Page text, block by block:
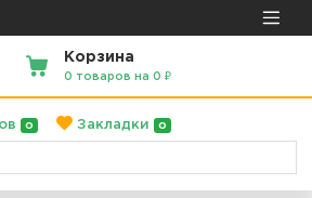
Корзина
0 товаров на 0 ₽
0 Закладки 0